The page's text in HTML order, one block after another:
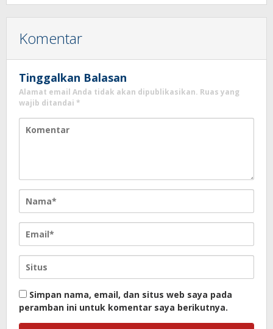
Komentar
Tinggalkan Balasan
Alamat email Anda tidak akan dipublikasikan. Ruas yang
wajib ditandai *
Simpan nama, email, dan situs web saya pada
peramban ini untuk komentar saya berikutnya.